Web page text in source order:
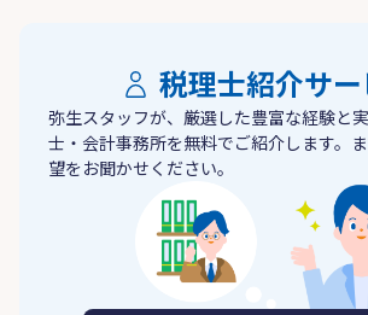
税理士紹介サ
弥生スタッフが、厳選した豊富な経験と
士・会計事務所を無料でご紹介します。
望をお聞かせください。